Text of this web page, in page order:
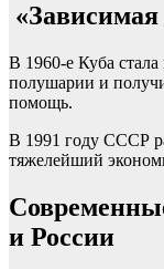
В 1960-е Куба
полушарии и
помощь.
В 1991 году СССР
тяжелейший
и России